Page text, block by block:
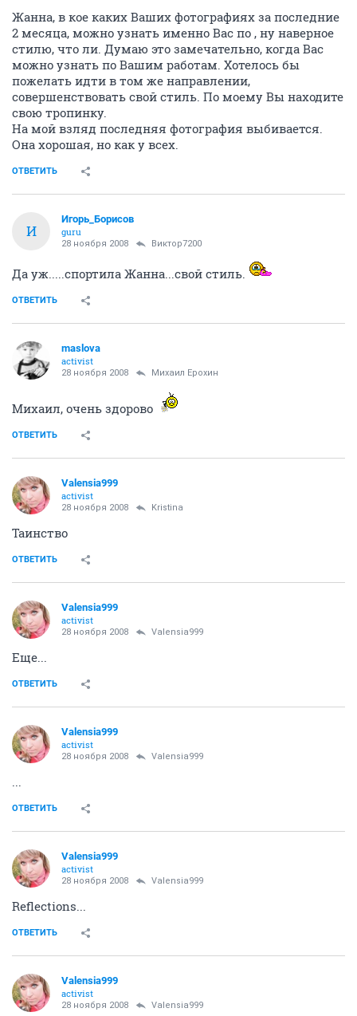
Жанна, в кое каких Ваших фотографиях за последние
2 месяца, можно узнать именно Вас по , ну наверное
стилю, что ли. Думаю это замечательно, когда Вас
можно узнать по Вашим работам. Хотелось бы
пожелать идти в том же направлении,
совершенствовать свой стиль. По моему Вы находите
свою тропинку.
На мой взляд последняя фотография выбивается.
Она хорошая, но как у всех.
ОТВЕТИТЬ
И
Игорь_Борисов
guru
28 ноября 2008 Виктор7200
Да уж.....спортила Жанна...свой стиль.
ОТВЕТИТЬ
maslova
activist
28 ноября 2008 Михаил Ерохин
Михаил, очень здорово
ОТВЕТИТЬ
Valensia999
activist
28 ноября 2008 Kristina
Таинство
ОТВЕТИТЬ
Valensia999
activist
28 ноября 2008 Valensia999
Еще...
ОТВЕТИТЬ
Valensia999
activist
28 ноября 2008 Valensia999
...
ОТВЕТИТЬ
Valensia999
activist
28 ноября 2008 Valensia999
Reflections...
ОТВЕТИТЬ
Valensia999
activist
28 ноября 2008 Valensia999